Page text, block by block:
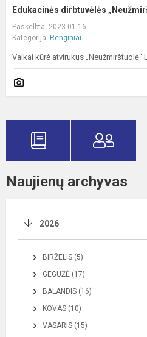
Edukacinės dirbtuvėlės
Paskelbta: 2023-01-16
Kategorija: Renginiai
Vaikai kūrė atvirukus „Neužmirštuolė“
Naujienų archyvas
2026
BIRŽELIS (5)
GEGUŽĖ (17)
BALANDIS (16)
KOVAS (10)
VASARIS (15)